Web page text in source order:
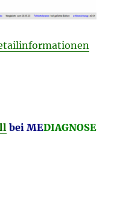
bei MEDIAGNOSE